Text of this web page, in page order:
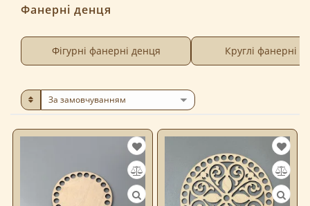
Фанерні денця
Фігурні фанерні денця Круглі фанерні